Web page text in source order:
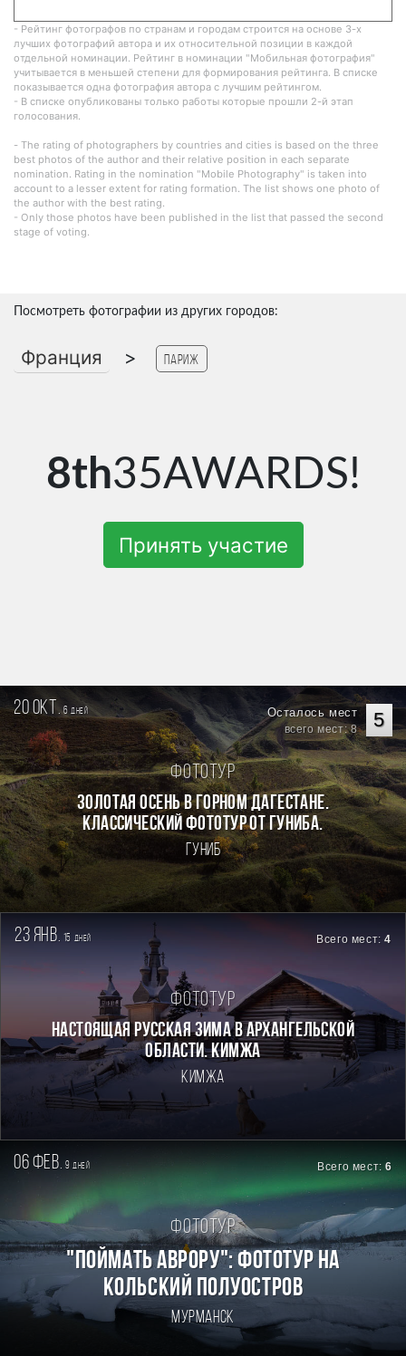
- Рейтинг фотографов по странам и городам строится на основе 3-х
лучших фотографий автора и их относительной позиции в каждой
отдельной номинации. Рейтинг в номинации "Мобильная фотография"
учитывается в меньшей степени для формирования рейтинга. В списке
показывается одна фотография автора с лучшим рейтингом.
- В списке опубликованы только работы которые прошли 2-й этап
голосования.
- The rating of photographers by countries and cities is based on the three
best photos of the author and their relative position in each separate
nomination. Rating in the nomination "Mobile Photography" is taken into
account to a lesser extent for rating formation. The list shows one photo of
the author with the best rating.
- Only those photos have been published in the list that passed the second
stage of voting.
Посмотреть фотографии из других городов:
Франция > Париж
8th35AWARDS!
Принять участие
20 окт.6дней 5
Осталось мест
всего мест: 8
Фототур
Золотая осень в горном Дагестане.
Классический фототур от Гуниба.
Гуниб
23 янв. 15 дней Всего мест:4
Фототур
Настоящая Русская зима в Архангельской
области. Кимжа
Кимжа
06 фев. 9дней Всего мест:6
Фототур
"Поймать Аврору": фототур на
Кольский полуостров
Мурманск